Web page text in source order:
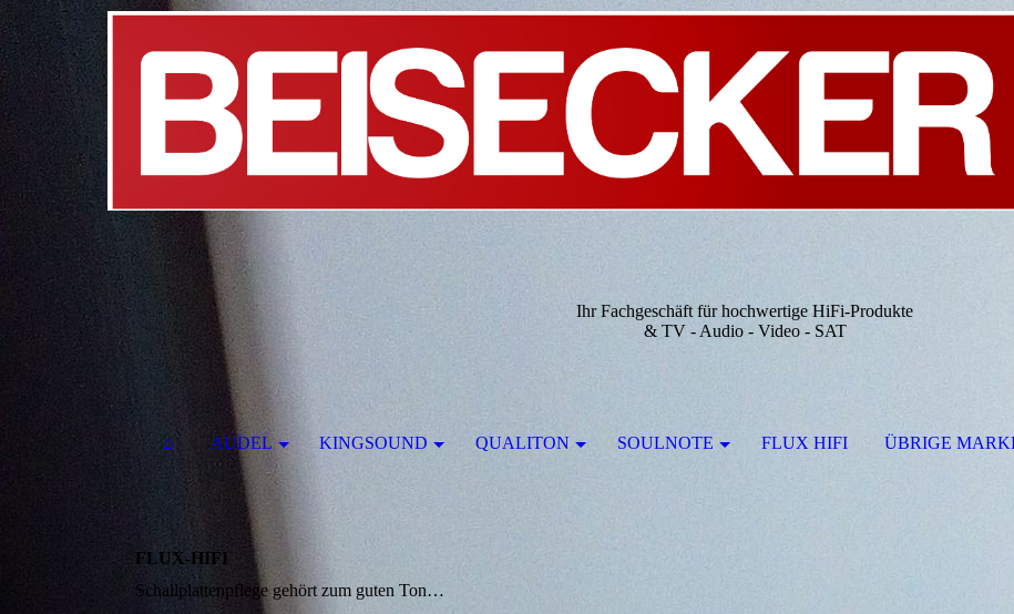
Ihr Fachgeschäft für hochwertige HiFi-Produkte
& TV - Audio - Video - SAT
⌂ AUDEL KINGSOUND QUALITON SOULNOTE FLUX HIFI ÜBRIGE
FLUX-HIFI
Schallplattenpflege gehört zum guten Ton…